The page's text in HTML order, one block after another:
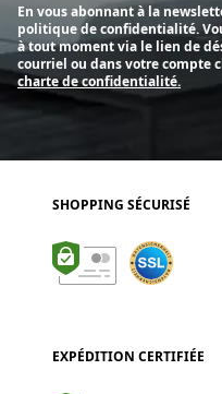
En vous abonnant à la
politique de confidentialité.
à tout moment via le lien de
courriel ou dans votre compte
charte de confidentialité.
SHOPPING SÉCURISÉ
EXPÉDITION CERTIFIÉE